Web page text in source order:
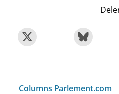
Columns Parlement.com